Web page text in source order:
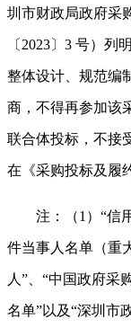
圳市财政局政府采
〔2023〕3 号）
整体设计、规范编
商，不得再参加该
联合体投标，不接
在《采购投标及履
注：（1）“信
件当事人名单（重
人”、“中国政府采
名单”以及“深圳市